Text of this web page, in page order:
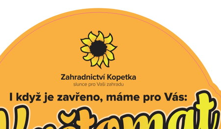
Popis Recenze
pocházející z Mexika, dosahuje pálivosti 2500 -
zralosti zelené a v botanické červené. Plody
50 - 60 cm vysoké a bohatě se větví. Vhodná pro
i sklenících. Rostliny vyžadují teplo a dostatečnou